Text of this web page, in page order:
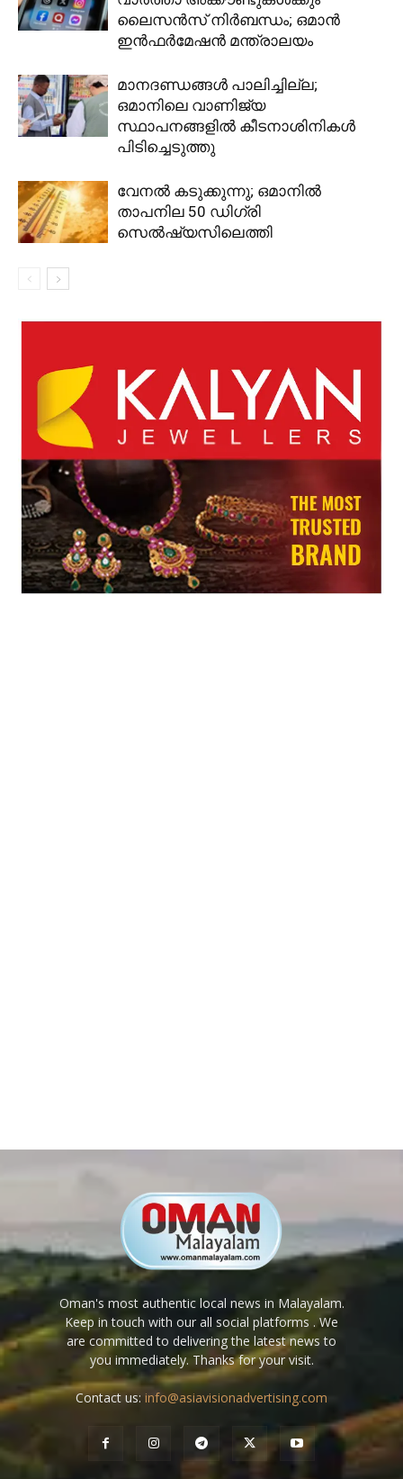
ലൈസൻസ് നിർബന്ധം; ഒമാൻ
ഇൻഫർമേഷൻ മന്ത്രാലയം
മാനദണ്ഡങ്ങൾ പാലിച്ചില്ല;
ഒമാനിലെ വാണിജ്യ
സ്ഥാപനങ്ങളിൽ കീടനാശിനികൾ
പിടിച്ചെടുത്തു
വേനൽ കടുക്കുന്നു; ഒമാനിൽ
താപനില 50 ഡിഗ്രി
സെൽഷ്യസിലെത്തി
Oman's most authentic local news in Malayalam.
Keep in touch with our all social platforms . We
are committed to delivering the latest news to
you immediately. Thanks for your visit.
Contact us: info@asiavisionadvertising.com